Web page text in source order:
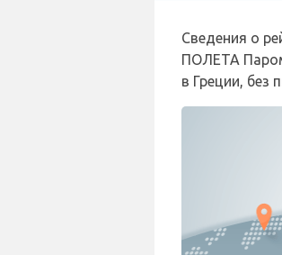
Сведения о
ПОЛЕТА
в Греции, без